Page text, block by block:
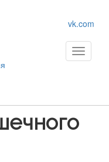
vk.com
Toggle